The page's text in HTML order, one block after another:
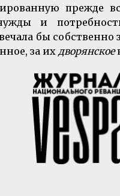
прежде
и
бы собственно
за их дворянское